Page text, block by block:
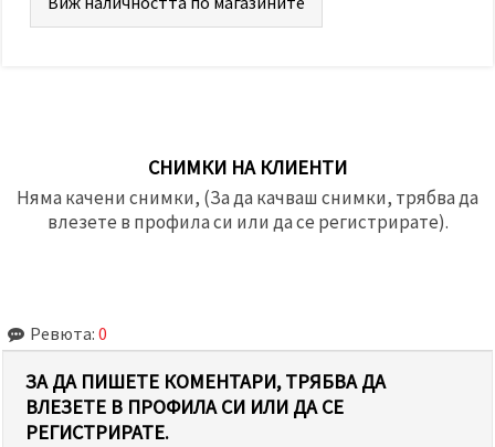
СНИМКИ НА КЛИЕНТИ
Няма качени снимки, (За да качваш снимки, трябва да
влезете в профила си или да се регистрирате).
Ревюта: 0
ЗА ДА ПИШЕТЕ КОМЕНТАРИ, ТРЯБВА ДА
ВЛЕЗЕТЕ В ПРОФИЛА СИ ИЛИ ДА СЕ
РЕГИСТРИРАТЕ.